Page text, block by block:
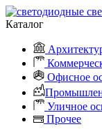
Каталог
Офисное
Уличное
Прочее